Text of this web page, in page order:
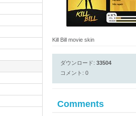
Kill Bill movie skin
ダウンロード: 33504
コメント: 0
Comments